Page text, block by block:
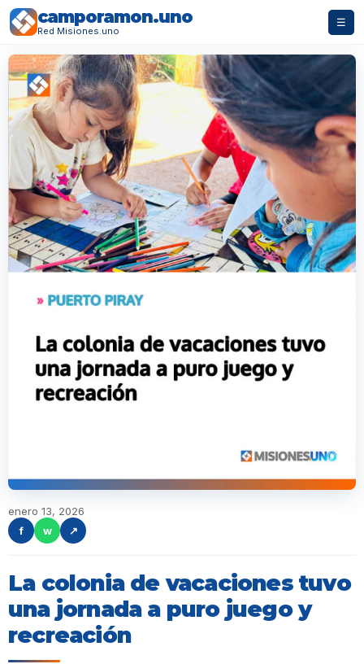
camporamon.uno
Red Misiones.uno
☰
enero 13, 2026
f
w ↗
La colonia de vacaciones tuvo
una jornada a puro juego y
recreación